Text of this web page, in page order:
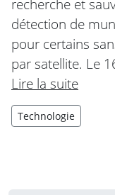
détection de
pour certains
par satellite. Le
Lire la suite
Technologie